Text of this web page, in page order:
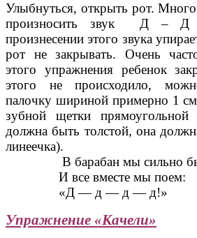
Улыбнуться, открыть рот.
произносить звук Д –
произнесении этого звука
рот не закрывать. Очень
этого упражнения ребенок
этого не происходило,
палочку шириной примерно 1
зубной щетки
должна быть толстой, она
линеечка).
В барабан мы сильно
И все вместе мы поем:
«Д — д — д — д!»
Упражнение «Качели»